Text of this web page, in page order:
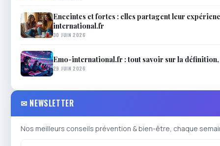
Enceintes et fortes : elles partagent leur
international.fr
30 JUIN 2026
Emo-international.fr : tout savoir sur la
29 JUIN 2026
✉ NEWSLETTER
Nos meilleurs conseils prévention & bien-être, chaque